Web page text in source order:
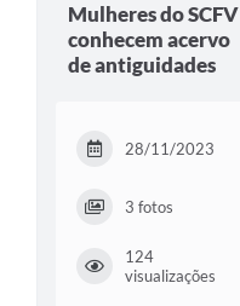
Mulheres do SCFV
conhecem acervo
de antiguidades
28/11/2023
3 fotos
124
visualizações